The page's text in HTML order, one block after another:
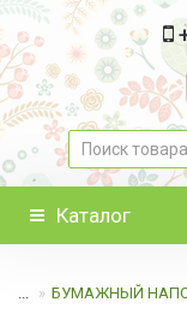
Каталог
... БУМАЖНЫЙ